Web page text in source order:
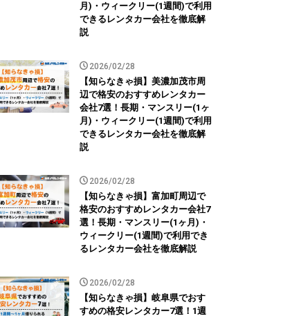
月)・ウィークリー(1週間)で利用
できるレンタカー会社を徹底解
説
2026/02/28
【知らなきゃ損】美濃加茂市周
辺で格安のおすすめレンタカー
会社7選！長期・マンスリー(1ヶ
月)・ウィークリー(1週間)で利用
できるレンタカー会社を徹底解
説
2026/02/28
【知らなきゃ損】富加町周辺で
格安のおすすめレンタカー会社7
選！長期・マンスリー(1ヶ月)・
ウィークリー(1週間)で利用でき
るレンタカー会社を徹底解説
2026/02/28
【知らなきゃ損】岐阜県でおす
すめの格安レンタカー7選！1週